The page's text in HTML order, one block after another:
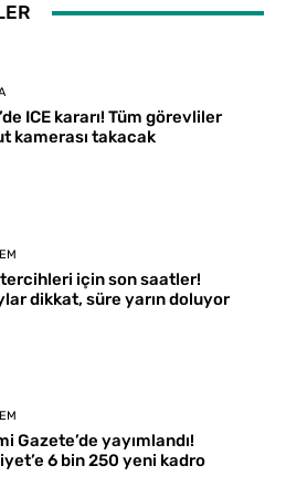
ICE kararı! Tüm görevliler
kamerası takacak
tercihleri için son saatler!
dikkat, süre yarın doluyor
Gazete’de yayımlandı!
6 bin 250 yeni kadro